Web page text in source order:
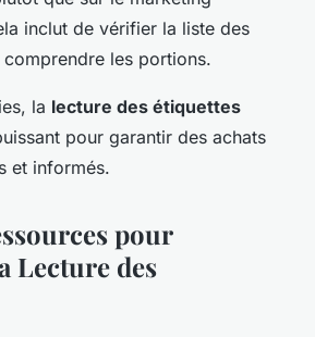
inclut de vérifier la liste des
les portions.
la lecture des étiquettes
pour garantir des achats
et informés.
pour
Lecture des